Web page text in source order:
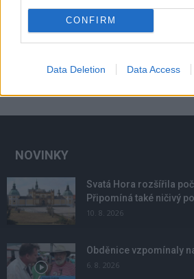
CONFIRM
Data Deletion Data Access
NOVINKY
Svatá Hora rozšířila
Připomíná také ničivý
10. 8. 2026
Obděnice vzpomínaly
6. 8. 2026